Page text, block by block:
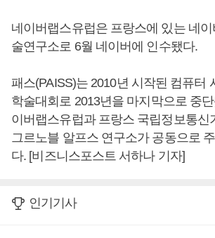
네이버랩스유럽은 프랑스에 있는 네이
술연구소로 6월 네이버에 인수됐다.
패스(PAISS)는 2010년 시작된 컴퓨터
학술대회로 2013년을 마지막으로 중
이버랩스유럽과 프랑스 국립정보통신
그르노블 알프스 연구소가 공동으로
다. [비즈니스포스트 서하나 기자]
인기기사